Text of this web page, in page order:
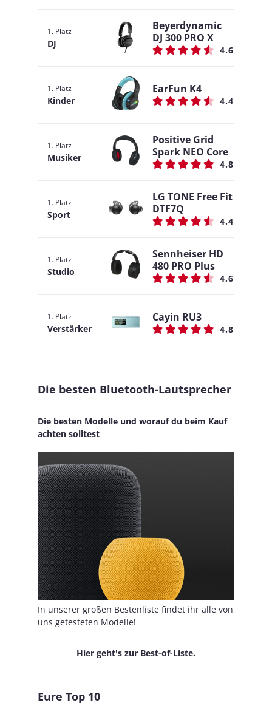
1. Platz
DJ
Beyerdynamic
DJ 300 PRO X
4.6
1. Platz
Kinder
EarFun K4
4.4
1. Platz
Musiker
Positive Grid
Spark NEO Core
4.8
1. Platz
Sport
LG TONE Free Fit
DTF7Q
4.4
1. Platz
Studio
Sennheiser HD
480 PRO Plus
4.6
1. Platz
Verstärker
Cayin RU3
4.8
Die besten Bluetooth-Lautsprecher
Die besten Modelle und worauf du beim Kauf
achten solltest
In unserer großen Bestenliste findet ihr alle von
uns getesteten Modelle!
Hier geht's zur Best-of-Liste.
Eure Top 10